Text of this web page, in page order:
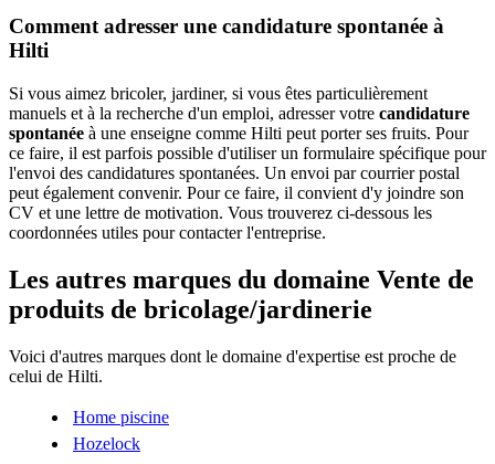
Comment adresser une candidature spontanée à
Hilti
Si vous aimez bricoler, jardiner, si vous êtes particulièrement
manuels et à la recherche d'un emploi, adresser votre candidature
spontanée à une enseigne comme Hilti peut porter ses fruits. Pour
ce faire, il est parfois possible d'utiliser un formulaire spécifique pour
l'envoi des candidatures spontanées. Un envoi par courrier postal
peut également convenir. Pour ce faire, il convient d'y joindre son
CV et une lettre de motivation. Vous trouverez ci-dessous les
coordonnées utiles pour contacter l'entreprise.
Les autres marques du domaine Vente de
produits de bricolage/jardinerie
Voici d'autres marques dont le domaine d'expertise est proche de
celui de Hilti.
Home piscine
Hozelock